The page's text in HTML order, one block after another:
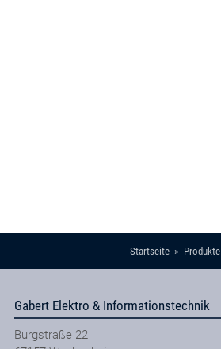
Startseite Produkte
Gabert Elektro & Informationstechnik
Burgstraße 22